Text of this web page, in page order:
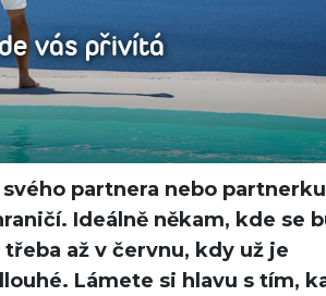
vás přivítá
partnera nebo
Ideálně někam, kde se
až v červnu, kdy už je
Lámete si hlavu s tím,